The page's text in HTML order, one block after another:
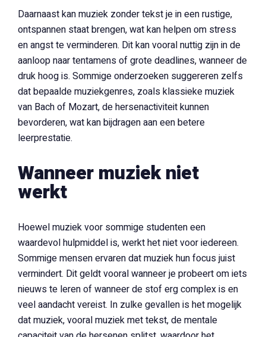
Daarnaast kan muziek zonder tekst je in een rustige,
ontspannen staat brengen, wat kan helpen om stress
en angst te verminderen. Dit kan vooral nuttig zijn in de
aanloop naar tentamens of grote deadlines, wanneer de
druk hoog is. Sommige onderzoeken suggereren zelfs
dat bepaalde muziekgenres, zoals klassieke muziek
van Bach of Mozart, de hersenactiviteit kunnen
bevorderen, wat kan bijdragen aan een betere
leerprestatie.
Wanneer muziek niet
werkt
Hoewel muziek voor sommige studenten een
waardevol hulpmiddel is, werkt het niet voor iedereen.
Sommige mensen ervaren dat muziek hun focus juist
vermindert. Dit geldt vooral wanneer je probeert om iets
nieuws te leren of wanneer de stof erg complex is en
veel aandacht vereist. In zulke gevallen is het mogelijk
dat muziek, vooral muziek met tekst, de mentale